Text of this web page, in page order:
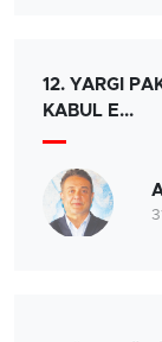
12. YARGI
KABUL E...